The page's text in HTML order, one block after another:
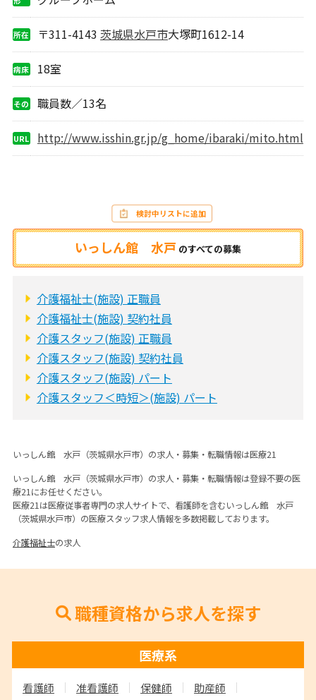
所在
〒311-4143 茨城県水戸市大塚町1612-14
病床
18室
その
職員数／13名
URL http://www.isshin.gr.jp/g_home/ibaraki/mito.html
いっしん館 水戸 のすべての募集
検討中リストに追加
介護福祉士(施設) 正職員
介護福祉士(施設) 契約社員
介護スタッフ(施設) 正職員
介護スタッフ(施設) 契約社員
介護スタッフ(施設) パート
介護スタッフ＜時短＞(施設) パート
いっしん館 水戸（茨城県水戸市）の求人・募集・転職情報は医療21
いっしん館 水戸（茨城県水戸市）の求人・募集・転職情報は登録不要の医
療21にお任せください。
医療21は医療従事者専門の求人サイトで、看護師を含むいっしん館 水戸
（茨城県水戸市）の医療スタッフ求人情報を多数掲載しております。
介護福祉士の求人
職種資格から求人を探す
医療系
看護師 准看護師 保健師
助産師